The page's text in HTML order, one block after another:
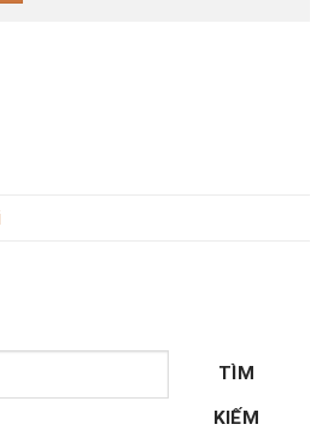
TÌM
KIẾM